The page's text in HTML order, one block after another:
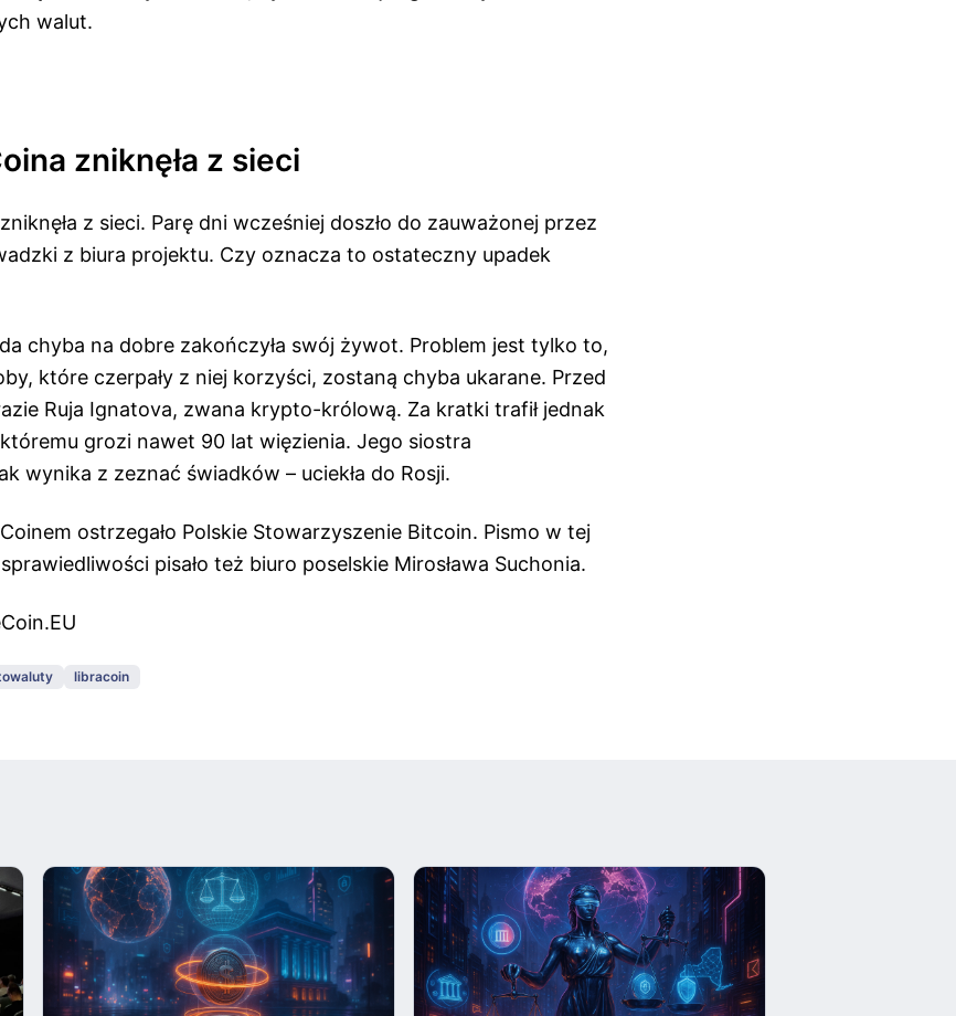
walut.
zniknęła z sieci
z sieci. Parę dni wcześniej doszło do zauważonej przez
z biura projektu. Czy oznacza to ostateczny upadek
chyba na dobre zakończyła swój żywot. Problem jest tylko to,
które czerpały z niej korzyści, zostaną chyba ukarane. Przed
Ruja Ignatova, zwana krypto-królową. Za kratki trafił jednak
grozi nawet 90 lat więzienia. Jego siostra
wynika z zeznać świadków – uciekła do Rosji.
ostrzegało Polskie Stowarzyszenie Bitcoin. Pismo w tej
pisało też biuro poselskie Mirosława Suchonia.
libracoin